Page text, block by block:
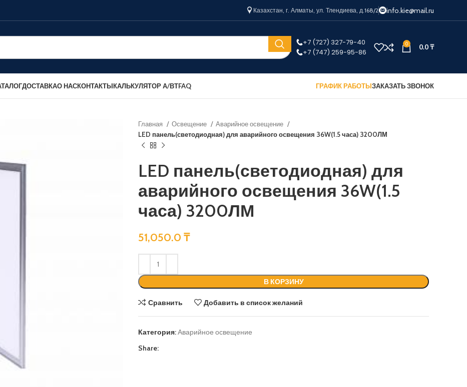
Казахстан, г. Алматы, ул. Тлендиева, д.168/2 info.kie@mail.ru
+7 (727) 327-79-40
+7 (747) 259-95-86
0 0.0₸
ДОСТАВКАО НАСКОНТАКТЫКАЛЬКУЛЯТОР А/ВТFAQ ГРАФИК РАБОТЫЗАКАЗАТЬ ЗВОНОК
Главная Освещение
Аварийное освещение
LED панель(светодиодная) для аварийного освещения 36W(1.5 часа) 3200ЛМ
LED панель(светодиодная) для
аварийного освещения 36W(1.5
часа) 3200ЛМ
51,050.0 ₸
В КОРЗИНУ
Сравнить Добавить в список желаний
Категория:Аварийное освещение
Share: